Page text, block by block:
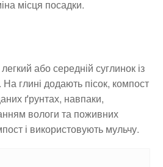
місця посадки.
або середній суглинок із
глині додають пісок, компост
ґрунтах, навпаки,
вологи та поживних
і використовують мульчу.